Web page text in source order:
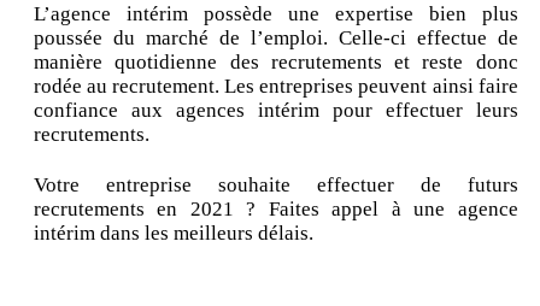
L’agence intérim possède une expertise bien plus
poussée du marché de l’emploi. Celle-ci effectue de
manière quotidienne des recrutements et reste donc
rodée au recrutement. Les entreprises peuvent ainsi faire
confiance aux agences intérim pour effectuer leurs
recrutements.
Votre entreprise souhaite effectuer de futurs
recrutements en 2021 ? Faites appel à une agence
intérim dans les meilleurs délais.